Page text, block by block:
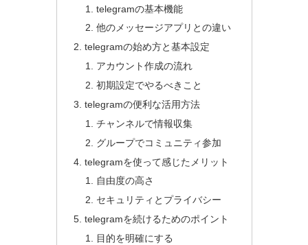
telegramの基本機能
他のメッセージアプリとの違い
telegramの始め方と基本設定
アカウント作成の流れ
初期設定でやるべきこと
telegramの便利な活用方法
チャンネルで情報収集
グループでコミュニティ参加
telegramを使って感じたメリット
自由度の高さ
セキュリティとプライバシー
telegramを続けるためのポイント
目的を明確にする